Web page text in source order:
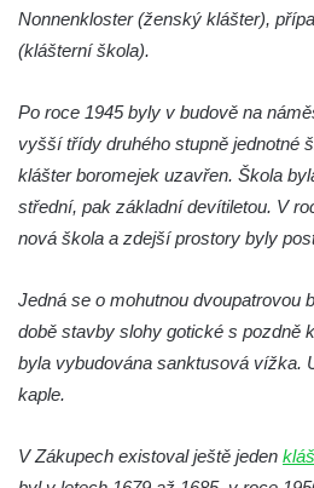
Nonnenkloster (ženský klášter),
(klášterní škola).
Po roce 1945 byly v budově na
vyšší třídy druhého stupně jednotné
klášter boromejek uzavřen. Škola
střední, pak základní devítiletou. V
nová škola a zdejší prostory byly
Jedná se o mohutnou dvoupatrovou
době stavby slohy gotické s pozdně
byla vybudována sanktusová vížka.
kaple.
V Zákupech existoval ještě jeden